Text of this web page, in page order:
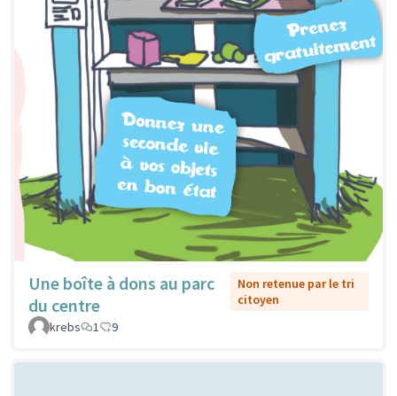
Une boîte à dons au parc
du centre
Non retenue par le tri
citoyen
krebs
1 9